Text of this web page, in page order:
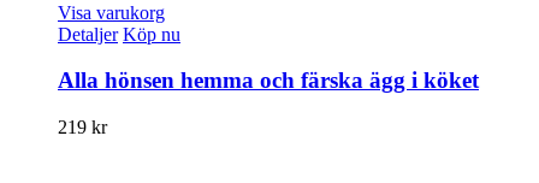
Visa varukorg
Detaljer Köp nu
Alla hönsen hemma och färska ägg i köket
219 kr